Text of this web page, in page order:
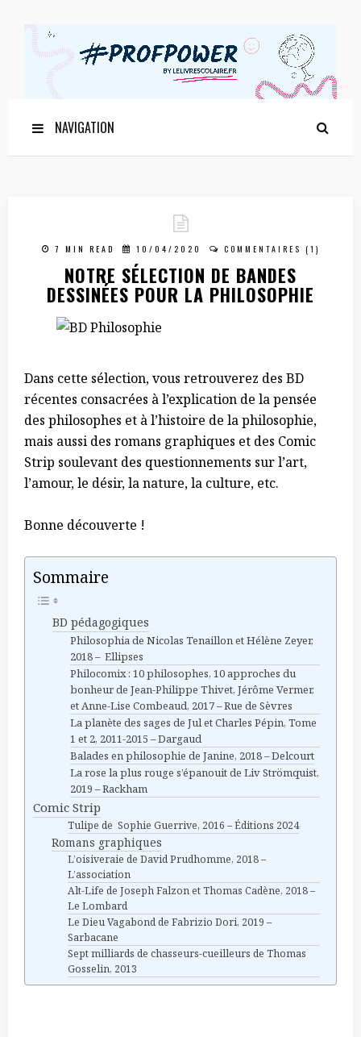
NAVIGATION
7 MIN READ 10/04/2020 COMMENTAIRES (1)
NOTRE SÉLECTION DE BANDES
DESSINÉES POUR LA PHILOSOPHIE
Dans cette sélection, vous retrouverez des BD
récentes consacrées à l’explication de la pensée
des philosophes et à l’histoire de la philosophie,
mais aussi des romans graphiques et des Comic
Strip soulevant des questionnements sur l’art,
l’amour, le désir, la nature, la culture, etc.
Bonne découverte !
Sommaire
BD pédagogiques
Philosophia de Nicolas Tenaillon et Hélène Zeyer,
2018 – Ellipses
Philocomix : 10 philosophes, 10 approches du
bonheur de Jean-Philippe Thivet, Jérôme Vermer,
et Anne-Lise Combeaud, 2017 – Rue de Sèvres
La planète des sages de Jul et Charles Pépin, Tome
1 et 2, 2011-2015 – Dargaud
Balades en philosophie de Janine, 2018 – Delcourt
La rose la plus rouge s’épanouit de Liv Strömquist,
2019 – Rackham
Comic Strip
Tulipe de Sophie Guerrive, 2016 – Éditions 2024
Romans graphiques
L’oisiveraie de David Prudhomme, 2018 –
L’association
Alt-Life de Joseph Falzon et Thomas Cadène, 2018 –
Le Lombard
Le Dieu Vagabond de Fabrizio Dori, 2019 –
Sarbacane
Sept milliards de chasseurs-cueilleurs de Thomas
Gosselin, 2013